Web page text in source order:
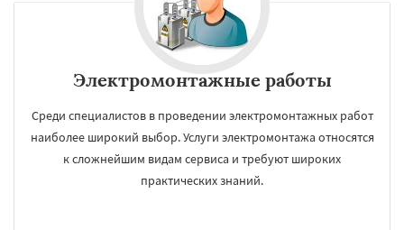
Электромонтажные работы
Среди специалистов в проведении электромонтажных работ
наиболее широкий выбор. Услуги электромонтажа относятся
к сложнейшим видам сервиса и требуют широких
практических знаний.